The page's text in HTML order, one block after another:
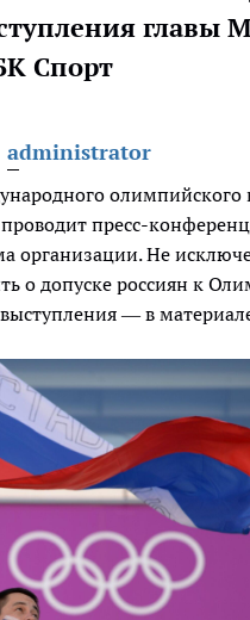
главы
Спорт
administrator
олимпийского
пресс-
организации. Не
о допуске россиян к
— в